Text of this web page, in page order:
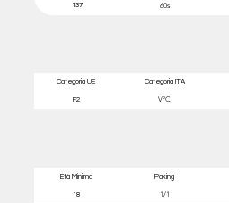
137 60s
Categoria UE Categoria ITA
F2 V°C
Età Minima Paking
18 1/1